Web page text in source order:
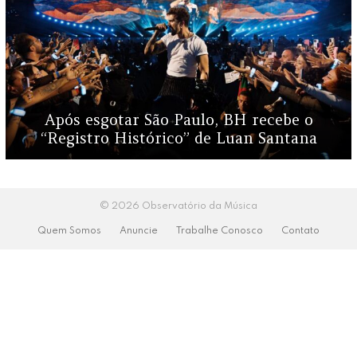
Após esgotar São Paulo, BH recebe o
“Registro Histórico” de Luan Santana
© 2026 Observatório da Música
Quem Somos Anuncie Trabalhe Conosco Contato